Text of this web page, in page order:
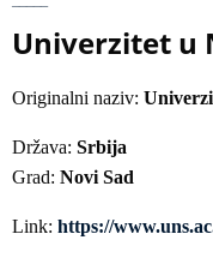
here
Univerzitet u
Originalni naziv:
Država: Srbija
Grad: Novi Sad
Link: https://